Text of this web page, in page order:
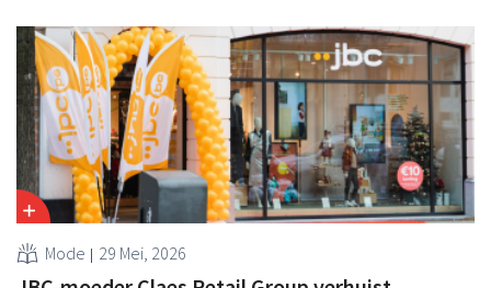
Mode 29 Mei, 2026